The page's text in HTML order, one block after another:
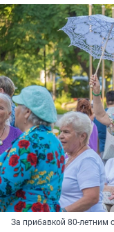
За прибавкой 80-летним